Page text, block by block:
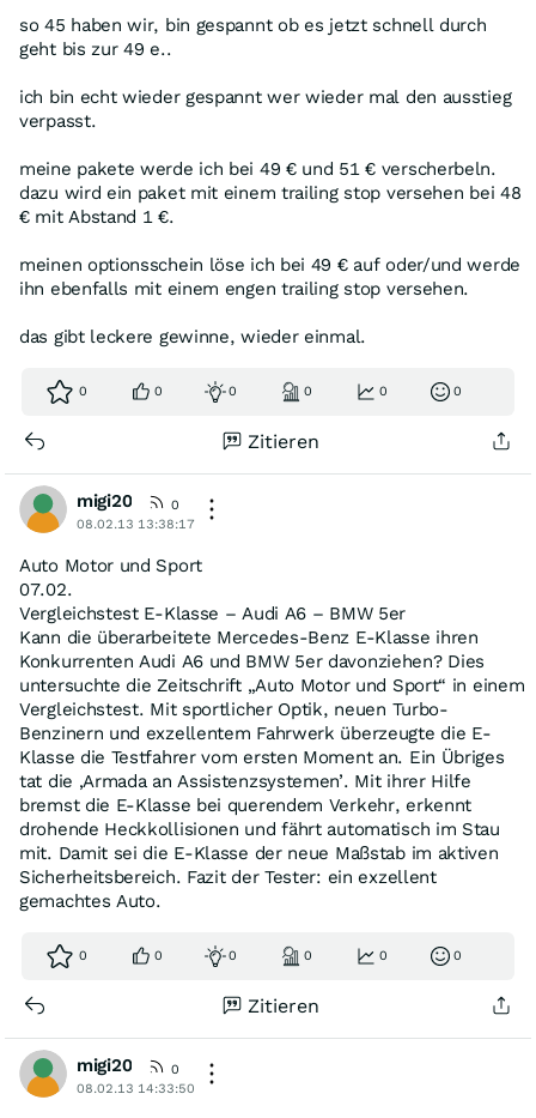
so 45 haben wir, bin gespannt ob es jetzt schnell durch
geht bis zur 49 e..
ich bin echt wieder gespannt wer wieder mal den ausstieg
verpasst.
meine pakete werde ich bei 49 € und 51 € verscherbeln.
dazu wird ein paket mit einem trailing stop versehen bei 48
€ mit Abstand 1 €.
meinen optionsschein löse ich bei 49 € auf oder/und werde
ihn ebenfalls mit einem engen trailing stop versehen.
das gibt leckere gewinne, wieder einmal.
0 0 0 0 0 0
Zitieren
migi20
0
08.02.13 13:38:17
Auto Motor und Sport
07.02.
Vergleichstest E-Klasse – Audi A6 – BMW 5er
Kann die überarbeitete Mercedes-Benz E-Klasse ihren
Konkurrenten Audi A6 und BMW 5er davonziehen? Dies
untersuchte die Zeitschrift „Auto Motor und Sport“ in einem
Vergleichstest. Mit sportlicher Optik, neuen Turbo-
Benzinern und exzellentem Fahrwerk überzeugte die E-
Klasse die Testfahrer vom ersten Moment an. Ein Übriges
tat die ‚Armada an Assistenzsystemen’. Mit ihrer Hilfe
bremst die E-Klasse bei querendem Verkehr, erkennt
drohende Heckkollisionen und fährt automatisch im Stau
mit. Damit sei die E-Klasse der neue Maßstab im aktiven
Sicherheitsbereich. Fazit der Tester: ein exzellent
gemachtes Auto.
0 0 0 0 0 0
Zitieren
migi20
0
08.02.13 14:33:50